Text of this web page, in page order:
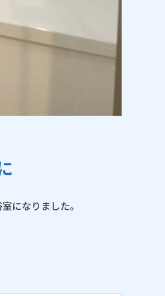
になりました。